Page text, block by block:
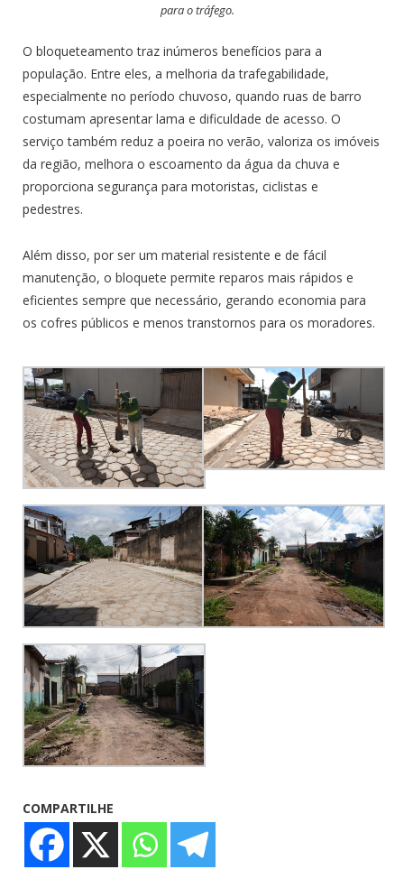
para o tráfego.
O bloqueteamento traz inúmeros benefícios para a
população. Entre eles, a melhoria da trafegabilidade,
especialmente no período chuvoso, quando ruas de barro
costumam apresentar lama e dificuldade de acesso. O
serviço também reduz a poeira no verão, valoriza os imóveis
da região, melhora o escoamento da água da chuva e
proporciona segurança para motoristas, ciclistas e
pedestres.
Além disso, por ser um material resistente e de fácil
manutenção, o bloquete permite reparos mais rápidos e
eficientes sempre que necessário, gerando economia para
os cofres públicos e menos transtornos para os moradores.
COMPARTILHE